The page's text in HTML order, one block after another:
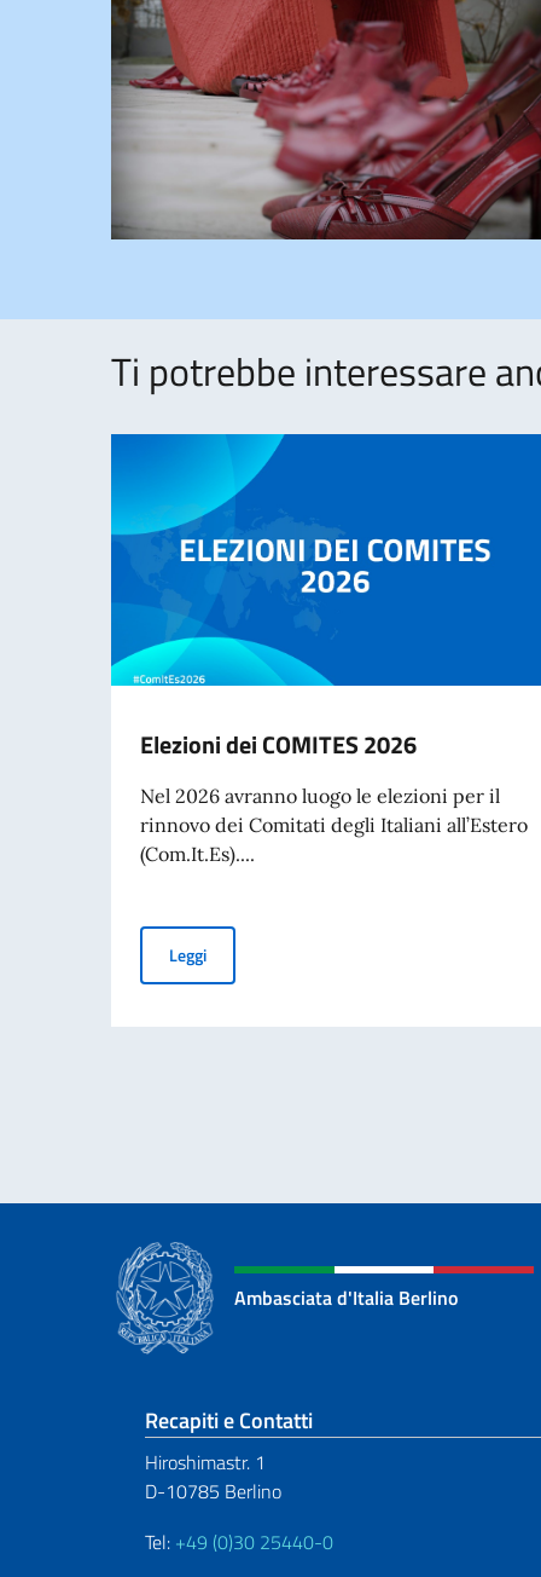
Ti potrebbe interessare
Elezioni dei COMITES 2026
Nel 2026 avranno luogo le elezioni per il
rinnovo dei Comitati degli Italiani all’Estero
(Com.It.Es)....
LeggiElezioni dei COMITES 2026
Ambasciata d'Italia Berlino
Sezione footer
Recapiti e Contatti
Hiroshimastr. 1
D-10785 Berlino
Tel: +49 (0)30 25440-0